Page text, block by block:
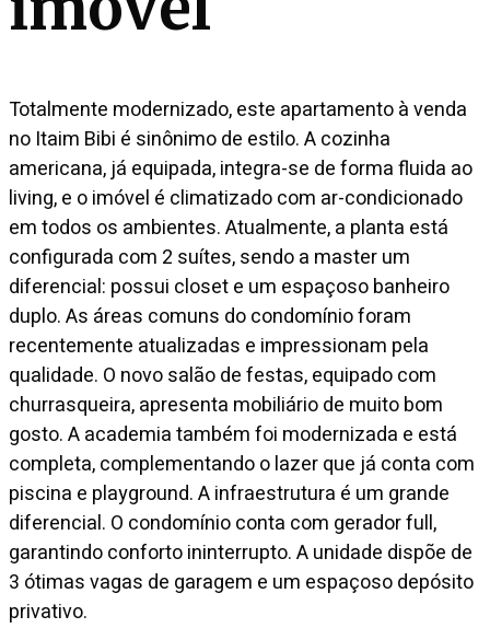
Totalmente modernizado, este apartamento à venda
no Itaim Bibi é sinônimo de estilo. A cozinha
americana, já equipada, integra-se de forma fluida ao
living, e o imóvel é climatizado com ar-condicionado
em todos os ambientes. Atualmente, a planta está
configurada com 2 suítes, sendo a master um
diferencial: possui closet e um espaçoso banheiro
duplo. As áreas comuns do condomínio foram
recentemente atualizadas e impressionam pela
qualidade. O novo salão de festas, equipado com
churrasqueira, apresenta mobiliário de muito bom
gosto. A academia também foi modernizada e está
completa, complementando o lazer que já conta com
piscina e playground. A infraestrutura é um grande
diferencial. O condomínio conta com gerador full,
garantindo conforto ininterrupto. A unidade dispõe de
3 ótimas vagas de garagem e um espaçoso depósito
privativo.